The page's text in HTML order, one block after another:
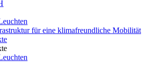
für eine klimafreundliche Mobilität